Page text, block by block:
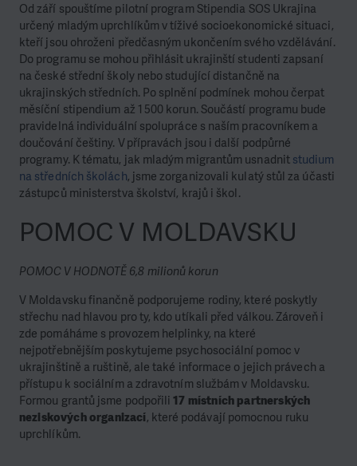
Od září spouštíme pilotní program Stipendia SOS Ukrajina
určený mladým uprchlíkům v tíživé socioekonomické situaci,
kteří jsou ohroženi předčasným ukončením svého vzdělávání.
Do programu se mohou přihlásit ukrajinští studenti zapsaní
na české střední školy nebo studující distančně na
ukrajinských středních. Po splnění podmínek mohou čerpat
měsíční stipendium až 1 500 korun. Součástí programu bude
pravidelná individuální spolupráce s naším pracovníkem a
doučování češtiny. V přípravách jsou i další podpůrné
programy. K tématu, jak mladým migrantům usnadnit studium
na středních školách, jsme zorganizovali kulatý stůl za účasti
zástupců ministerstva školství, krajů i škol.
POMOC V MOLDAVSKU
POMOC V HODNOTĚ 6,8 milionů korun
V Moldavsku finančně podporujeme rodiny, které poskytly
střechu nad hlavou pro ty, kdo utíkali před válkou. Zároveň i
zde pomáháme s provozem helplinky, na které
nejpotřebnějším poskytujeme psychosociální pomoc v
ukrajinštině a ruštině, ale také informace o jejich právech a
přístupu k sociálním a zdravotním službám v Moldavsku.
Formou grantů jsme podpořili17 místních partnerských
neziskových organizací, které podávají pomocnou ruku
uprchlíkům.